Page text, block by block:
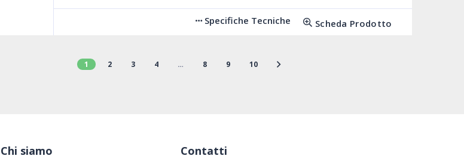
Scheda Prodotto
Specifiche Tecniche
1 2 3 4 … 8 9 10
Chi siamo Contatti